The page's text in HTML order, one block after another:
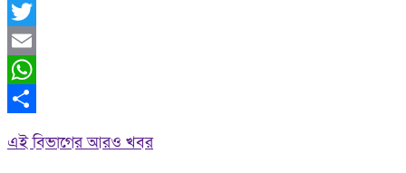
Facebook
Twitter
Email
WhatsApp
এই বিভাগের আরও খবর